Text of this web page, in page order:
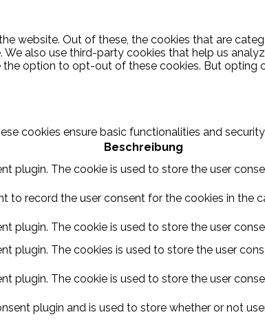
website. Out of these, the cookies that are
also use third-party cookies that help us
option to opt-out of these cookies. But
cookies ensure basic functionalities and
Beschreibung
plugin. The cookie is used to store the user
to record the user consent for the cookies in the
plugin. The cookie is used to store the user
plugin. The cookies is used to store the user
plugin. The cookie is used to store the user
plugin and is used to store whether or not